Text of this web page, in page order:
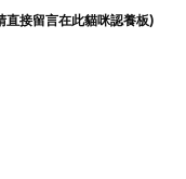
直接留言在此貓咪認養板)